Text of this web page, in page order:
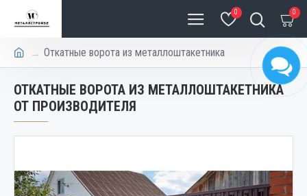
0 0
Откатные ворота из металлоштакетника
ОТКАТНЫЕ ВОРОТА ИЗ МЕТАЛЛОШТАКЕТНИКА
ОТ ПРОИЗВОДИТЕЛЯ